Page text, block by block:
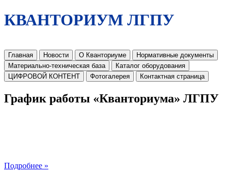
КВАНТОРИУМ ЛГПУ
Главная Новости О Кванториуме
Нормативные документы
Материально-техническая база
Каталог оборудования
ЦИФРОВОЙ КОНТЕНТ
Фотогалерея Контактная страница
График работы «Кванториума» ЛГПУ
Подробнее »